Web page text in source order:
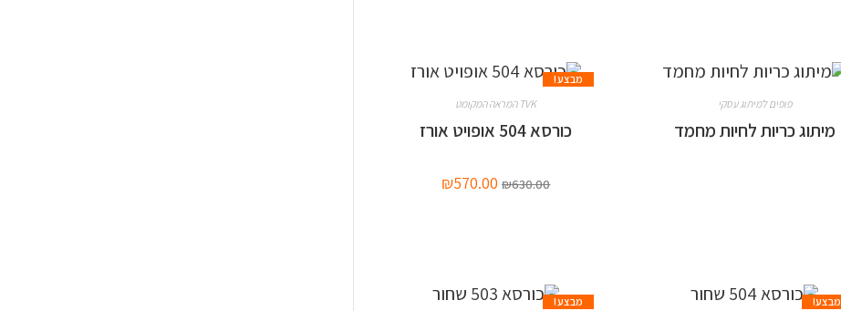
פופים למיתוג עסקי
מיתוג כריות לחיות מחמד
מבצע!
TVK המראה המקומט
כורסא 504 אופויט אורז
₪630.00
₪570.00
מבצע!
מבצע!